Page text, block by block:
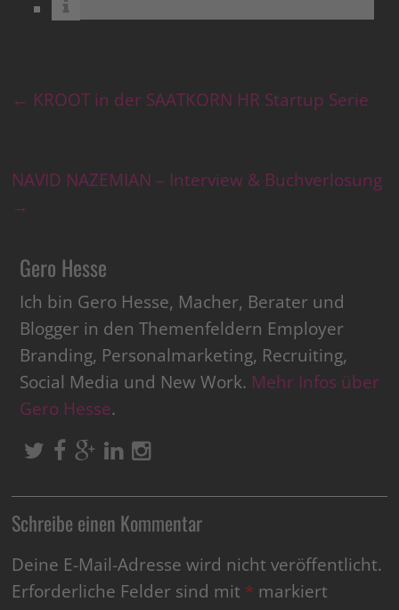
← KROOT in der SAATKORN HR Startup Serie
NAVID NAZEMIAN – Interview & Buchverlosung
→
Gero Hesse
Ich bin Gero Hesse, Macher, Berater und
Blogger in den Themenfeldern Employer
Branding, Personalmarketing, Recruiting,
Social Media und New Work. Mehr Infos über
Gero Hesse.
Schreibe einen Kommentar
Deine E-Mail-Adresse wird nicht veröffentlicht.
Erforderliche Felder sind mit * markiert